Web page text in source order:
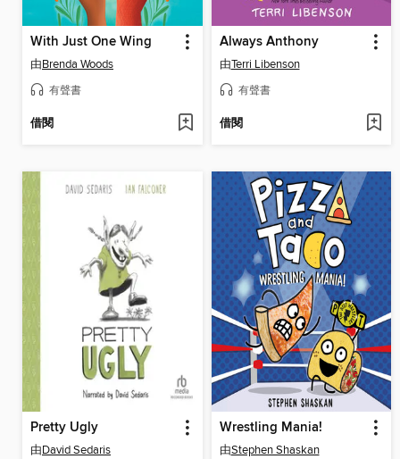
With Just One Wing
由Brenda Woods
有聲書
借閱
Always Anthony
由Terri Libenson
有聲書
借閱
Pretty Ugly
由David Sedaris
Wrestling Mania!
由Stephen Shaskan